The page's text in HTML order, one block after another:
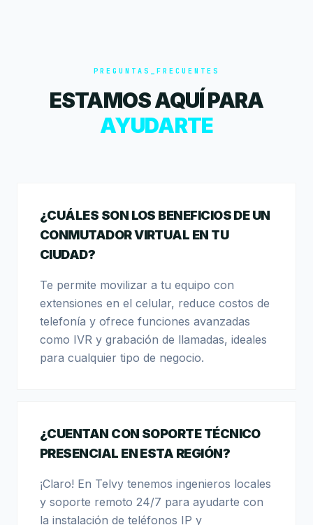
PREGUNTAS_FRECUENTES
ESTAMOS AQUÍ PARA
AYUDARTE
¿CUÁLES SON LOS BENEFICIOS DE UN
CONMUTADOR VIRTUAL EN TU
CIUDAD?
Te permite movilizar a tu equipo con
extensiones en el celular, reduce costos de
telefonía y ofrece funciones avanzadas
como IVR y grabación de llamadas, ideales
para cualquier tipo de negocio.
¿CUENTAN CON SOPORTE TÉCNICO
PRESENCIAL EN ESTA REGIÓN?
¡Claro! En Telvy tenemos ingenieros locales
y soporte remoto 24/7 para ayudarte con
la instalación de teléfonos IP y